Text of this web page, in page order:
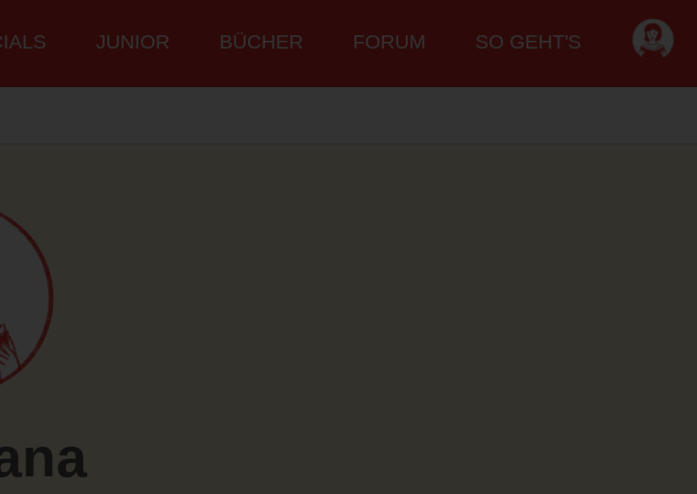
JUNIOR BÜCHER FORUM SO GEHT'S